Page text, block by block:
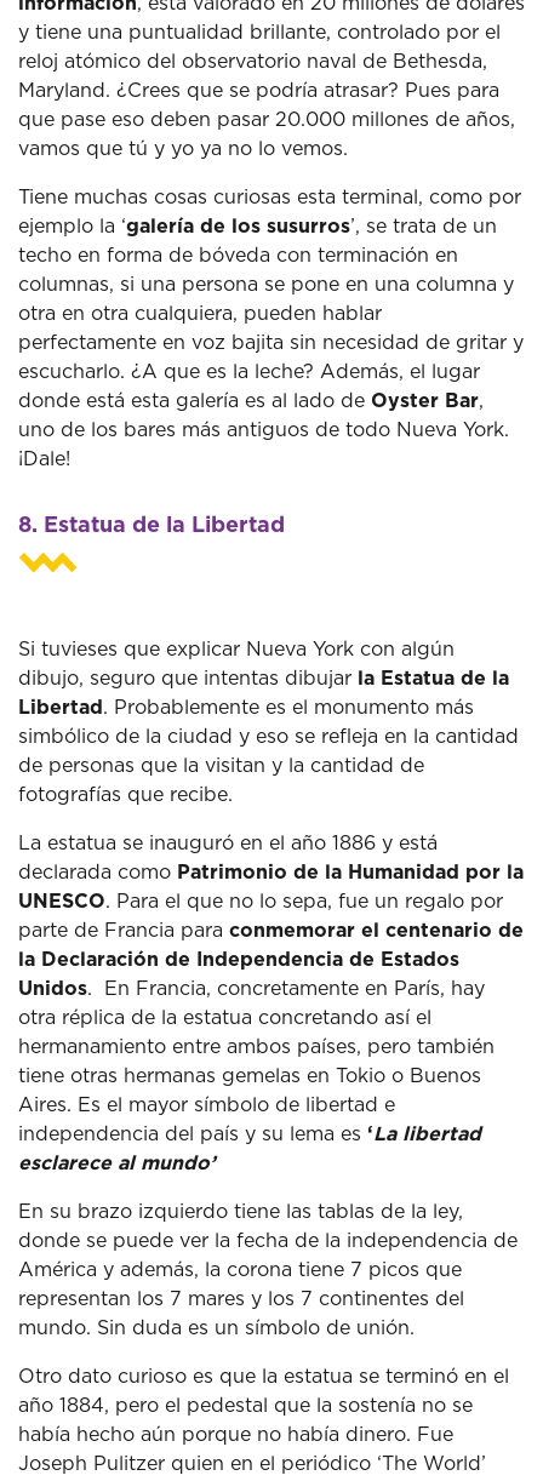
y tiene una puntualidad brillante, controlado por el
reloj atómico del observatorio naval de Bethesda,
Maryland. ¿Crees que se podría atrasar? Pues para
que pase eso deben pasar 20.000 millones de años,
vamos que tú y yo ya no lo vemos.
Tiene muchas cosas curiosas esta terminal, como por
ejemplo la ‘galería de los susurros’, se trata de un
techo en forma de bóveda con terminación en
columnas, si una persona se pone en una columna y
otra en otra cualquiera, pueden hablar
perfectamente en voz bajita sin necesidad de gritar y
escucharlo. ¿A que es la leche? Además, el lugar
donde está esta galería es al lado de Oyster Bar,
uno de los bares más antiguos de todo Nueva York.
¡Dale!
8. Estatua de la Libertad
Si tuvieses que explicar Nueva York con algún
dibujo, seguro que intentas dibujar
la Estatua de la
Libertad . Probablemente es el monumento más
simbólico de la ciudad y eso se refleja en la cantidad
de personas que la visitan y la cantidad de
fotografías que recibe.
La estatua se inauguró en el año 1886 y está
declarada como Patrimonio de la Humanidad por la
UNESCO. Para el que no lo sepa, fue un regalo por
parte de Francia para conmemorar el centenario de
la Declaración de Independencia de Estados
Unidos. En Francia, concretamente en París, hay
otra réplica de la estatua concretando así el
hermanamiento entre ambos países, pero también
tiene otras hermanas gemelas en Tokio o Buenos
Aires. Es el mayor símbolo de libertad e
independencia del país y su lema es ‘La libertad
esclarece al mundo’
En su brazo izquierdo tiene las tablas de la ley,
donde se puede ver la fecha de la independencia de
América y además, la corona tiene 7 picos que
representan los 7 mares y los 7 continentes del
mundo. Sin duda es un símbolo de unión.
Otro dato curioso es que la estatua se terminó en el
año 1884, pero el pedestal que la sostenía no se
había hecho aún porque no había dinero. Fue
Joseph Pulitzer quien en el periódico ‘The World’